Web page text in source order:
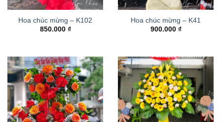
Hoa chúc mừng – K102
850.000 ₫
Hoa chúc mừng – K41
900.000 ₫